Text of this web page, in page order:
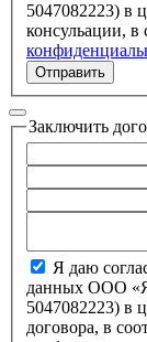
5047082223) в целях обработки запроса и полченя
консульации, в
Отправить
Заключить
Я даю
данных ООО
5047082223) в целях обработки запроса и заключение
договора, в